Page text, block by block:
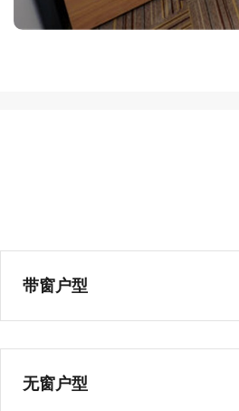
带窗户型
无窗户型